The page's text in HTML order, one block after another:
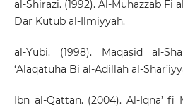
al-Shirazi. (1992). Al-Muhazzab Fi
Dar Kutub al-Ilmiyyah.
al-Yubi. (1998). Maqaṣid al-
‘Alaqatuha Bi al-Adillah al-
Ibn al-Qattan. (2004). Al-Iqna’ fi